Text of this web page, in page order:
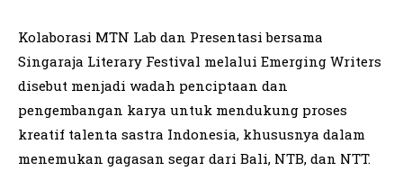
Kolaborasi MTN Lab dan Presentasi bersama
Singaraja Literary Festival melalui Emerging Writers
disebut menjadi wadah penciptaan dan
pengembangan karya untuk mendukung proses
kreatif talenta sastra Indonesia, khususnya dalam
menemukan gagasan segar dari Bali, NTB, dan NTT.